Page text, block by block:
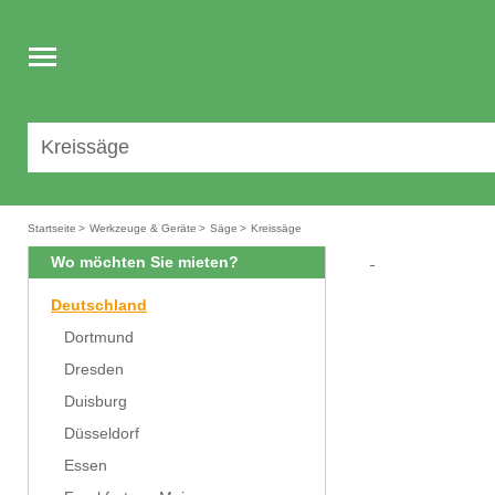
Toggle
navigation
Startseite > Werkzeuge & Geräte > Säge > Kreissäge
Wo möchten Sie mieten?
Deutschland
Dortmund
Dresden
Duisburg
Düsseldorf
Essen